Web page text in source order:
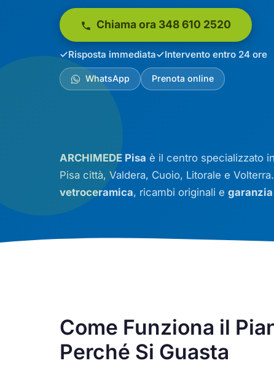
Chiama ora 348 610 2520
Risposta immediata Intervento entro 24 ore
WhatsApp Prenota online
ARCHIMEDE Pisa è il centro specializzato in
Pisa città, Valdera, Cuoio, Litorale e
vetroceramica, ricambi originali egaranzia
Come Funziona il
Perché Si Guasta